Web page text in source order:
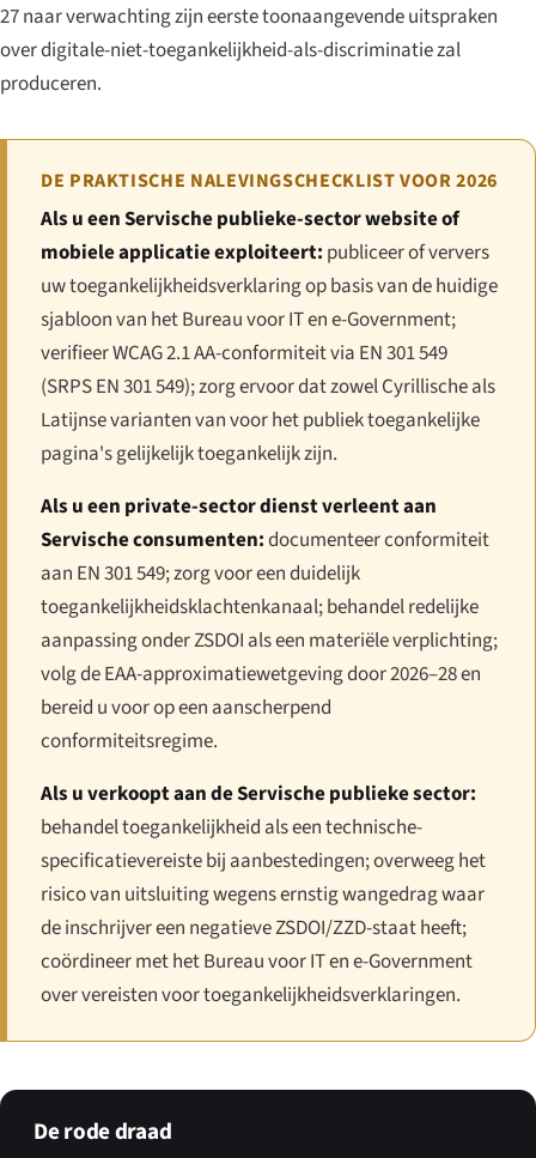
27 naar verwachting zijn eerste toonaangevende uitspraken
over digitale-niet-toegankelijkheid-als-discriminatie zal
produceren.
DE PRAKTISCHE NALEVINGSCHECKLIST VOOR 2026
Als u een Servische publieke-sector website of
mobiele applicatie exploiteert: publiceer of ververs
uw toegankelijkheidsverklaring op basis van de huidige
sjabloon van het Bureau voor IT en e-Government;
verifieer WCAG 2.1 AA-conformiteit via EN 301 549
(SRPS EN 301 549); zorg ervoor dat zowel Cyrillische als
Latijnse varianten van voor het publiek toegankelijke
pagina's gelijkelijk toegankelijk zijn.
Als u een private-sector dienst verleent aan
Servische consumenten:documenteer conformiteit
aan EN 301 549; zorg voor een duidelijk
toegankelijkheidsklachtenkanaal; behandel redelijke
aanpassing onder ZSDOI als een materiële verplichting;
volg de EAA-approximatiewetgeving door 2026–28 en
bereid u voor op een aanscherpend
conformiteitsregime.
Als u verkoopt aan de Servische publieke sector:
behandel toegankelijkheid als een technische-
specificatievereiste bij aanbestedingen; overweeg het
risico van uitsluiting wegens ernstig wangedrag waar
de inschrijver een negatieve ZSDOI/ZZD-staat heeft;
coördineer met het Bureau voor IT en e-Government
over vereisten voor toegankelijkheidsverklaringen.
De rode draad